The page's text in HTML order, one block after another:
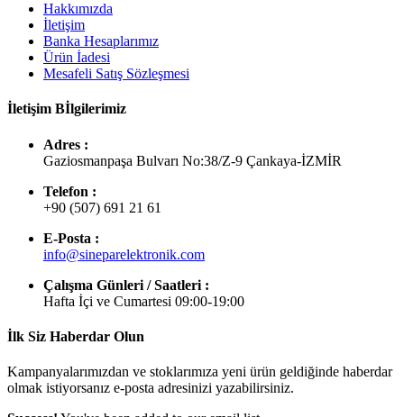
Hakkımızda
İletişim
Banka Hesaplarımız
Ürün İadesi
Mesafeli Satış Sözleşmesi
İletişim Bİlgilerimiz
Adres :
Gaziosmanpaşa Bulvarı No:38/Z-9 Çankaya-İZMİR
Telefon :
+90 (507) 691 21 61
E-Posta :
info@sineparelektronik.com
Çalışma Günleri / Saatleri :
Hafta İçi ve Cumartesi 09:00-19:00
İlk Siz Haberdar Olun
Kampanyalarımızdan ve stoklarımıza yeni ürün geldiğinde haberdar
olmak istiyorsanız e-posta adresinizi yazabilirsiniz.